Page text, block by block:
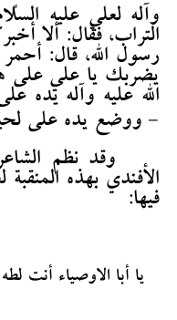
وآله لعلي عليه
التراب، فقال: ألا
رسول الله، قال:
يضربك يا علي على
الله عليه وآله يده
- ووضع يده على
وقد نظم
الأفندي بهذه
فيها:
يا أبا الاوصياء أنت لطه